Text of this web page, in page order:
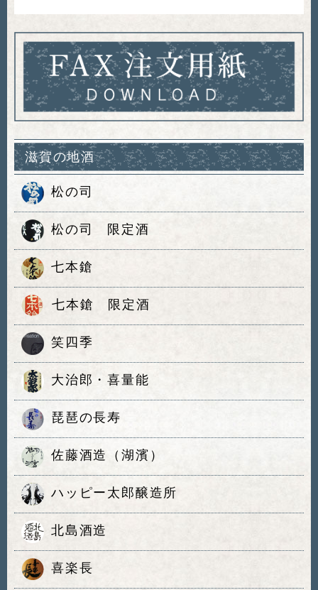
滋賀の地酒
松の司
松の司 限定酒
七本鎗
七本鎗 限定酒
笑四季
大治郎・喜量能
琵琶の長寿
佐藤酒造（湖濱）
ハッピー太郎醸造所
北島酒造
喜楽長